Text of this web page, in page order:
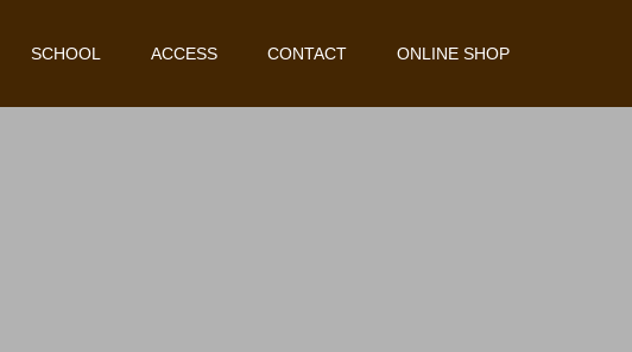
SCHOOL ACCESS CONTACT ONLINE SHOP